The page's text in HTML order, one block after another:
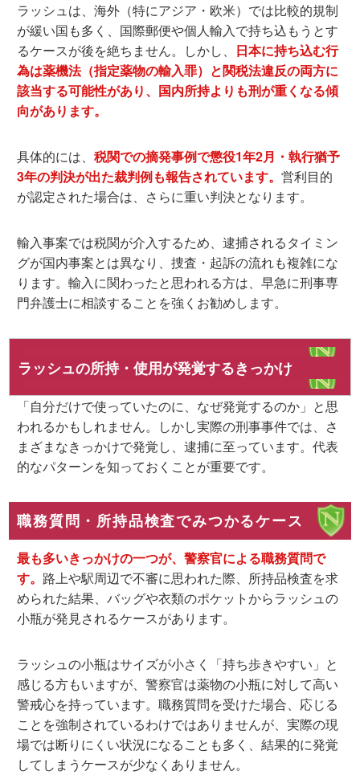
ラッシュは、海外（特にアジア・欧米）では比較的規制
が緩い国も多く、国際郵便や個人輸入で持ち込もうとす
るケースが後を絶ちません。しかし、 日本に持ち込む行
為は薬機法（指定薬物の輸入罪）と関税法違反の両方に
該当する可能性があり、国内所持よりも刑が重くなる傾
向があります。
具体的には、税関での摘発事例で懲役1年2月・執行猶予
3年の判決が出た裁判例も報告されています。営利目的
が認定された場合は、さらに重い判決となります。
輸入事案では税関が介入するため、逮捕されるタイミン
グが国内事案とは異なり 、捜査・起訴の流れも複雑にな
ります。輸入に関わったと思われる方は、早急に刑事専
門弁護士に相談することを強くお勧めします。
ラッシュの所持・使用が発覚するきっかけ
「自分だけで使っていたのに、なぜ発覚するのか」と思
われるかもしれません。しかし実際の刑事事件では、さ
まざまなきっかけで発覚し、逮捕に至っています。代表
的なパターンを知っておくことが重要です。
職務質問・所持品検査でみつかるケース
最も多いきっかけの一つが、警察官による職務質問で
す。 路上や駅周辺で不審に思われた際、所持品検査を求
められた結果、バッグや衣類のポケットからラッシュの
小瓶が発見されるケースがあります。
ラッシュの小瓶はサイズが小さく「持ち歩きやすい」と
感じる方もいますが、警察官は薬物の小瓶に対して高い
警戒心を持っています。職務質問を受けた場合、応じる
ことを強制されているわけではありませんが、実際の現
場では断りにくい状況になることも多く、結果的に発覚
してしまうケースが少なくありません。